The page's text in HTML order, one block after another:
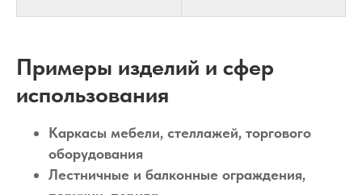
Примеры изделий и сфер
использования
Каркасы мебели, стеллажей, торгового
оборудования
Лестничные и балконные ограждения,